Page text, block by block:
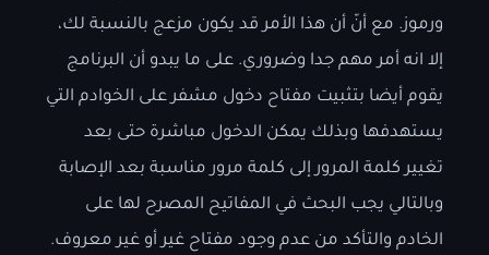
ورموز. مع أنّ أن هذا الأمر قد يكون مزعج بالنسبة لك،
إلا انه أمر مهم جدا وضروري. على ما يبدو أن البرنامج
يقوم أيضا بتثبيت مفتاح دخول مشفر على الخوادم التي
يستهدفها وبذلك يمكن الدخول مباشرة حتى بعد
تغيير كلمة المرور إلى كلمة مرور مناسبة بعد الإصابة
وبالتالي يجب البحث في المفاتيح المصرح لها على
الخادم والتأكد من عدم وجود مفتاح غير أو غير معروف.